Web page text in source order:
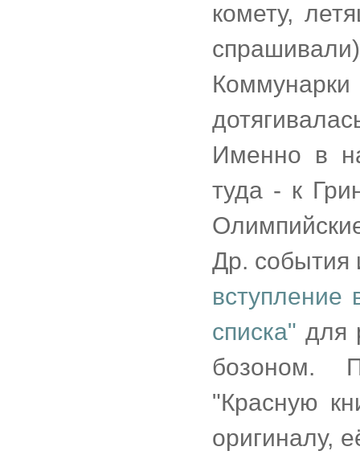
комету,
Именно в
туда - к
Др. события
вступление
списка" для
бозоном.
"Красную
оригиналу,